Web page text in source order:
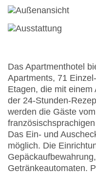
Das Apartmenthotel
Apartments, 71
Etagen, die mit einem
der 24-Stunden-
werden die Gäste
Das Ein- und
möglich. Die
Getränkeautomaten.